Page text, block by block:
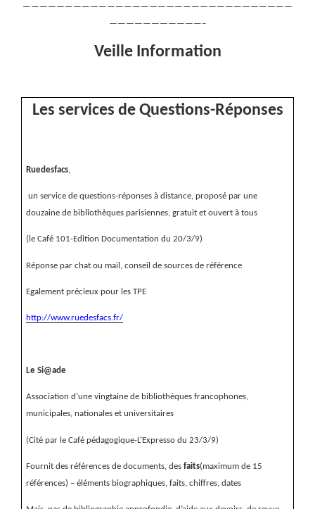
————————————————————————————————
———————————–
Veille Information
Les services de Questions-Réponses
Ruedesfacs,
un service de questions-réponses à distance, proposé par une
douzaine de bibliothèques parisiennes, gratuit et ouvert à tous
(le Café 101-Edition Documentation du 20/3/9)
Réponse par chat ou mail, conseil de sources de référence
Egalement précieux pour les TPE
http://www.ruedesfacs.fr/
Le Si@ade
Association d’une vingtaine de bibliothèques francophones,
municipales, nationales et universitaires
(Cité par le Café pédagogique-L’Expresso du 23/3/9)
Fournit des références de documents, des faits(maximum de 15
références) – éléments biographiques, faits, chiffres, dates